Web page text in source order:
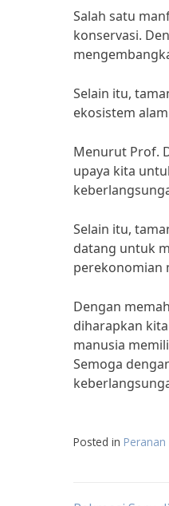
Salah satu
konservasi.
Selain itu,
ekosistem
Menurut Prof.
upaya kita
Selain itu,
datang untuk
perekonomian
Dengan
diharapkan
manusia
Semoga
Posted in